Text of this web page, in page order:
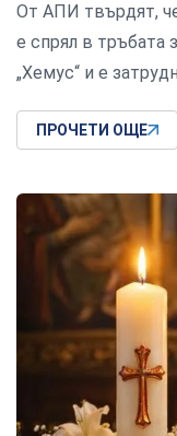
От АПИ твърдят,
е спрял в тръбата
„Хемус“ и е
ПРОЧЕТИ ОЩЕ